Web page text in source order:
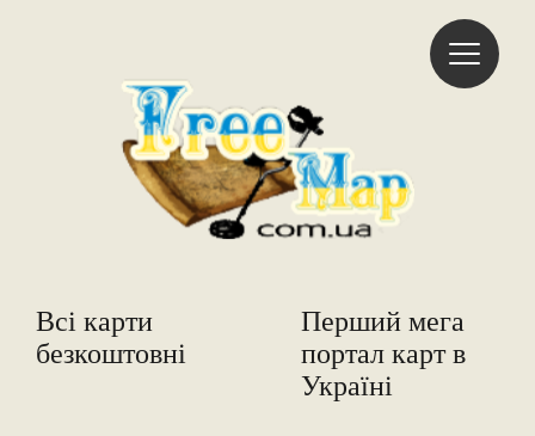
Всі карти
безкоштовні
Freemap
Перший мега
портал карт в
Україні